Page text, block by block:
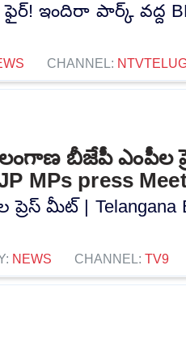
ఫైర్! ఇందిరా పార్క్ వద్ద
CHANNEL:
బీజేపీ ఎంపీల
MPs press
మీట్ | Telangana
NEWS CHANNEL: TV9